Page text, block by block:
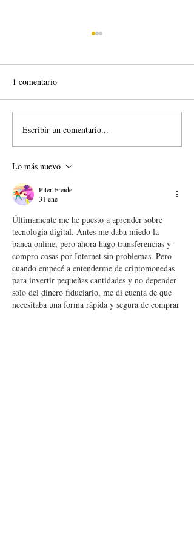
20/07 Publicación de plazas
vacantes en ciclos formativos
1 comentario
Escribir un comentario...
Lo más nuevo
Piter Freide
31 ene
Últimamente me he puesto a aprender sobre
tecnología digital. Antes me daba miedo la
banca online, pero ahora hago transferencias y
compro cosas por Internet sin problemas. Pero
cuando empecé a entenderme de criptomonedas
para invertir pequeñas cantidades y no depender
solo del dinero fiduciario, me di cuenta de que
necesitaba una forma rápida y segura de comprar